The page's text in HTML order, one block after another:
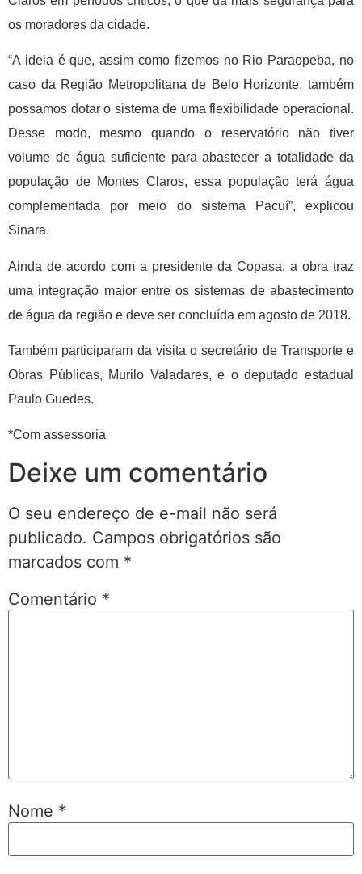
os moradores da cidade.
“A ideia é que, assim como fizemos no Rio Paraopeba, no
caso da Região Metropolitana de Belo Horizonte, também
possamos dotar o sistema de uma flexibilidade operacional.
Desse modo, mesmo quando o reservatório não tiver
volume de água suficiente para abastecer a totalidade da
população de Montes Claros, essa população terá água
complementada por meio do sistema Pacuí”, explicou
Sinara.
Ainda de acordo com a presidente da Copasa, a obra traz
uma integração maior entre os sistemas de abastecimento
de água da região e deve ser concluída em agosto de 2018.
Também participaram da visita o secretário de Transporte e
Obras Públicas, Murilo Valadares, e o deputado estadual
Paulo Guedes.
*Com assessoria
Deixe um comentário
O seu endereço de e-mail não será
publicado. Campos obrigatórios são
marcados com *
Comentário *
Nome *